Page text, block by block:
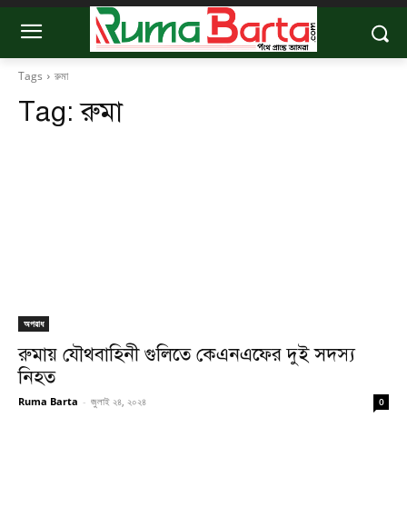
Tags রুমা
Tag:রুমা
অপরাধ
রুমায় যৌথবাহিনী গুলিতে কেএনএফের দুই সদস্য
নিহত
Ruma Barta - জুলাই ২৪, ২০২৪ 0